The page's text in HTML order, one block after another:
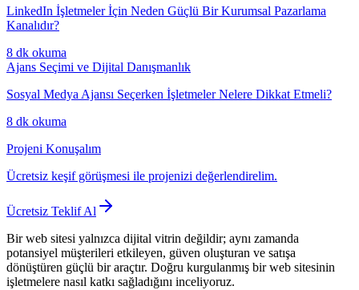
LinkedIn İşletmeler İçin Neden Güçlü Bir Kurumsal Pazarlama
Kanalıdır?
8 dk okuma
Ajans Seçimi ve Dijital Danışmanlık
Sosyal Medya Ajansı Seçerken İşletmeler Nelere Dikkat Etmeli?
8 dk okuma
Projeni Konuşalım
Ücretsiz keşif görüşmesi ile projenizi değerlendirelim.
Ücretsiz Teklif Al
Bir web sitesi yalnızca dijital vitrin değildir; aynı zamanda
potansiyel müşterileri etkileyen, güven oluşturan ve satışa
dönüştüren güçlü bir araçtır. Doğru kurgulanmış bir web sitesinin
işletmelere nasıl katkı sağladığını inceliyoruz.